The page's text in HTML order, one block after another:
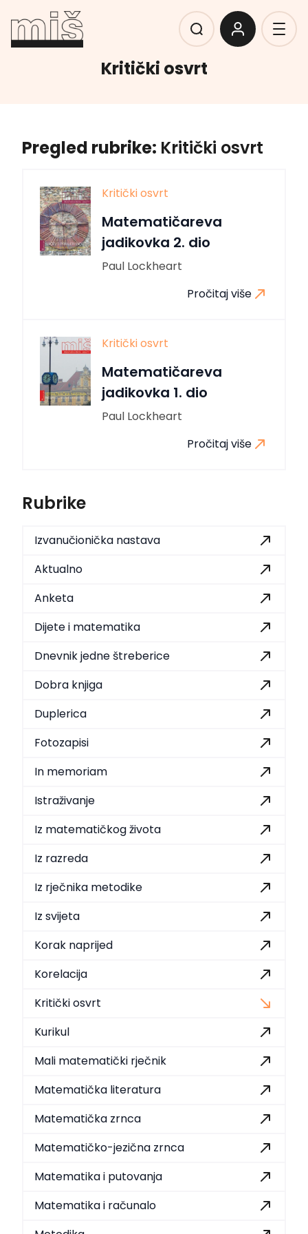
Kritički osvrt
Rubrike
Izvanučionička nastava
Aktualno
Anketa
Dijete i matematika
Dnevnik jedne štreberice
Dobra knjiga
Duplerica
Fotozapisi
In memoriam
Istraživanje
Iz matematičkog života
Iz razreda
Iz rječnika metodike
Iz svijeta
Korak naprijed
Korelacija
Kritički osvrt
Kurikul
Mali matematički rječnik
Matematička literatura
Matematička zrnca
Matematičko-jezična zrnca
Matematika i putovanja
Matematika i računalo
Pregled rubrike: Kritički osvrt
Kritički osvrt
Matematičareva
jadikovka 2. dio
Paul Lockheart
Pročitaj više
Kritički osvrt
Matematičareva
jadikovka 1. dio
Paul Lockheart
Pročitaj više